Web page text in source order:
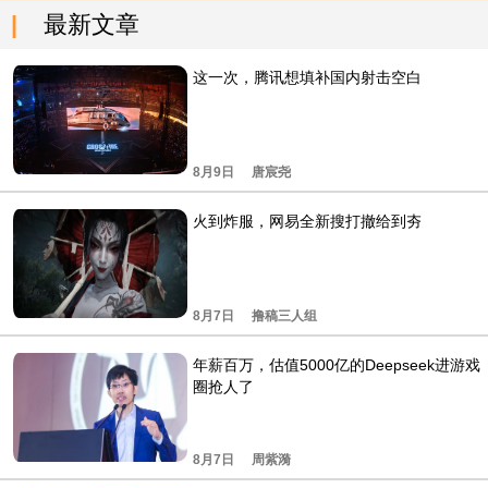
最新文章
这一次，腾讯想填补国内射击空白
8月9日 唐宸尧
火到炸服，网易全新搜打撤给到夯
8月7日 撸稿三人组
年薪百万，估值5000亿的Deepseek进游戏
圈抢人了
8月7日 周紫漪